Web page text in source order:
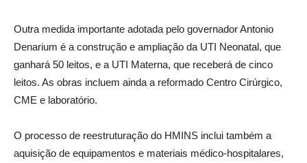
Outra medida importante adotada pelo governador Antonio
Denarium é a construção e ampliação da UTI Neonatal, que
ganhará 50 leitos, e a UTI Materna, que receberá de cinco
leitos. As obras incluem ainda a reformado Centro Cirúrgico,
CME e laboratório.
O processo de reestruturação do HMINS inclui também a
aquisição de equipamentos e materiais médico-hospitalares,